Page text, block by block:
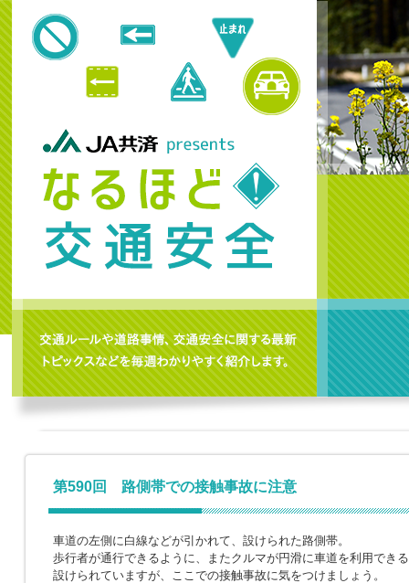
第590回 路側帯での接触事故に注意
車道の左側に白線などが引かれて、設けられた路側帯。
歩行者が通行できるように、またクルマが円滑に車道を利用でき
設けられていますが、ここでの接触事故に気をつけましょう。